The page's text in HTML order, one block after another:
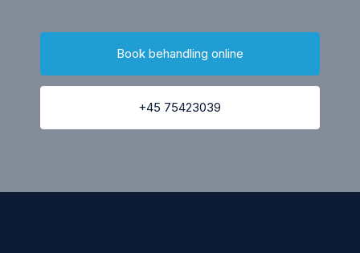
Book behandling online
+45 75423039